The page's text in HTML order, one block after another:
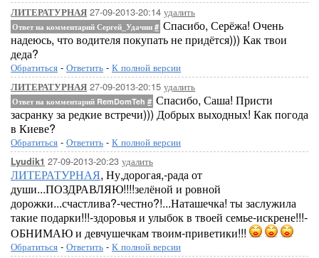
ЛИТЕРАТУРНАЯ 27-09-2013-20:14 удалить
Ответ на комментарий Сергей_Удачин # Спасибо, Серёжа! Очень
надеюсь, что водителя покупать не придётся))) Как твои
деда?
Обратиться - Ответить - К полной версии
ЛИТЕРАТУРНАЯ 27-09-2013-20:15 удалить
Ответ на комментарий RemDomTeh # Спасибо, Саша! Присти
засранку за редкие встречи))) Добрых выходных! Как погода
в Киеве?
Обратиться - Ответить - К полной версии
Lyudik1 27-09-2013-20:23 удалить
ЛИТЕРАТУРНАЯ, Ну,дорогая,-рада от
души...ПОЗДРАВЛЯЮ!!!!зелёной и ровной
дорожки...счастлива?-честно?!...Наташечка! ты заслужила
такие подарки!!!-здоровья и улыбок в твоей семье-искрене!!!-
ОБНИМАЮ и девчушечкам твоим-приветики!!!
Обратиться - Ответить - К полной версии